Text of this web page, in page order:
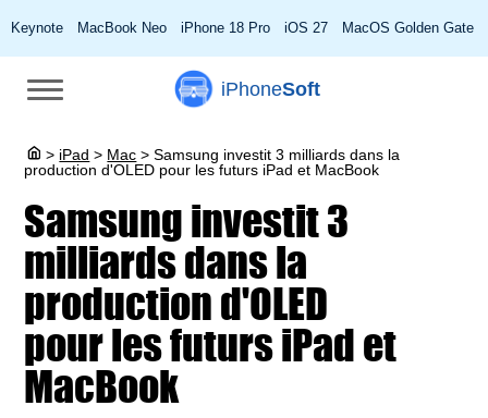
Keynote MacBook Neo iPhone 18 Pro iOS 27 MacOS Golden Gate
iPhoneSoft
> iPad > Mac > Samsung investit 3 milliards dans la
production d'OLED pour les futurs iPad et MacBook
Samsung investit 3
milliards dans la
production d'OLED
pour les futurs iPad et
MacBook